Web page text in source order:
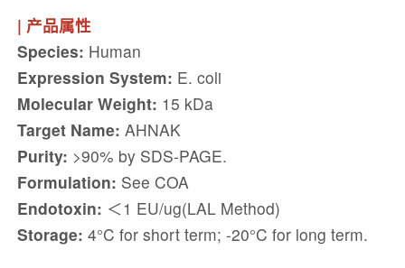
| 产品属性
Species: Human
Expression System: E. coli
Molecular Weight: 15 kDa
Target Name: AHNAK
Purity: >90% by SDS-PAGE.
Formulation: See COA
Endotoxin: ＜1 EU/ug(LAL Method)
Storage: 4°C for short term; -20°C for long term.